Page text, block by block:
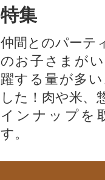
特集
仲間とのパーテ
のお子さまが
躍する量が多
した！肉や米、
インナップを
す。